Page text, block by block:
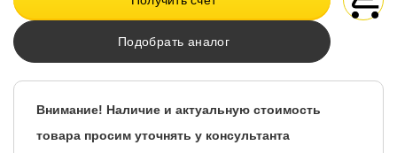
Подобрать аналог
Внимание! Наличие и актуальную стоимость
товара просим уточнять у консультанта